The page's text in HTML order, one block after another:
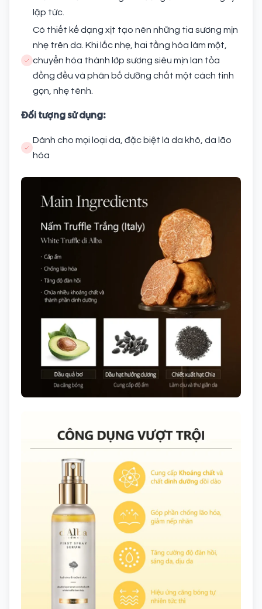
lập tức.
Có thiết kế dạng xịt tạo nên những tia sương mịn
nhẹ trên da. Khi lắc nhẹ, hai tầng hòa làm một,
chuyển hóa thành lớp sương siêu mịn lan tỏa
đồng đều và phân bố dưỡng chất một cách tinh
gọn, nhẹ tênh.
Đối tượng sử dụng:
Dành cho mọi loại da, đặc biệt là da khô, da lão
hóa